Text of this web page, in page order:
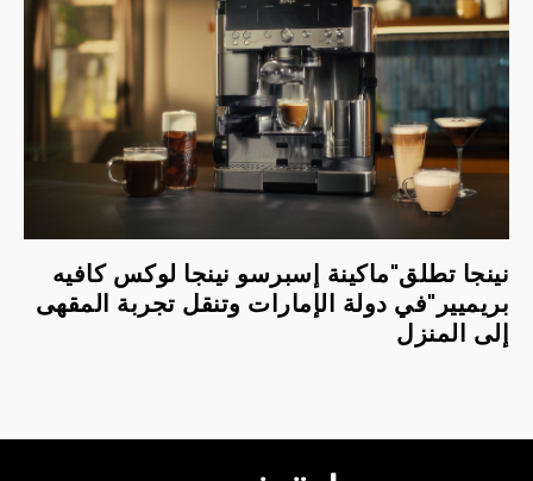
نينجا تطلق"ماكينة إسبرسو نينجا لوكس كافيه
بريميير"في دولة الإمارات وتنقل تجربة المقهى
إلى المنزل